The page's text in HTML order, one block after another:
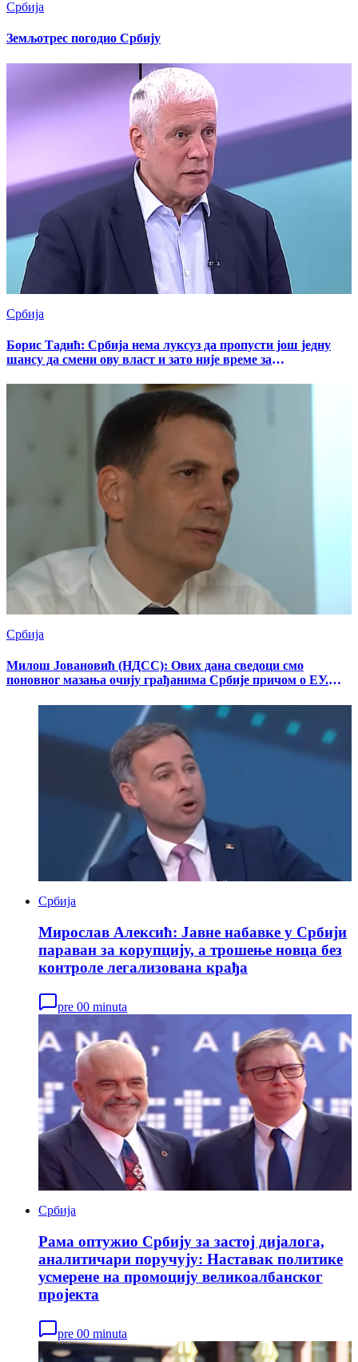
Србија
Земљотрес погодио Србију
Србија
Борис Тадић: Србија нема луксуз да пропусти још једну
шансу да смени ову власт и зато није време за
организацију
Србија
Милош Јовановић (НДСС): Ових дана сведоци смо
поновног мазања очију грађанима Србије причом о ЕУ.
Србија
Мирослав Алексић: Јавне набавке у Србији
параван за корупцију, а трошење новца без
контроле легализована крађа
pre 00 minuta
Србија
Рама оптужио Србију за застој дијалога,
аналитичари поручују: Наставак политике
усмерене на промоцију великоалбанског
пројекта
pre 00 minuta